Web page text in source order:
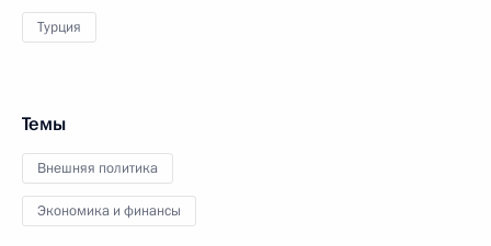
Турция
Темы
Внешняя политика
Экономика и финансы